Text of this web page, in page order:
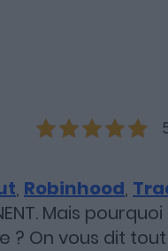
, Robinhood,
Mais
On vous dit